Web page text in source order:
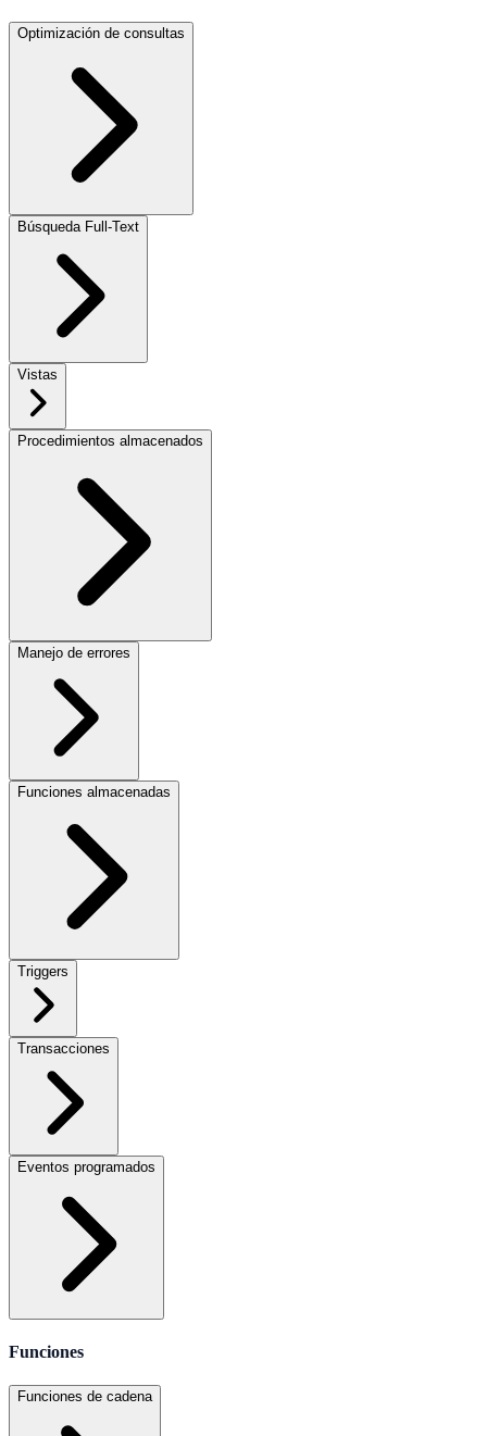
Optimización de consultas
Búsqueda Full-Text
Vistas
Procedimientos almacenados
Manejo de errores
Funciones almacenadas
Triggers
Transacciones
Eventos programados
Funciones
Funciones de cadena